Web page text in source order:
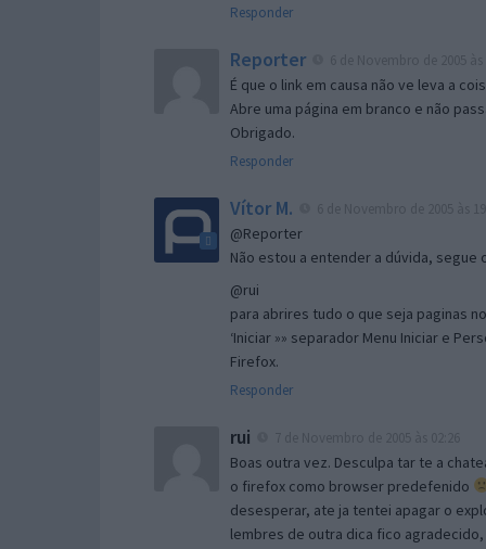
Responder
Reporter
É que o link em causa não ve leva a
Abre uma página em branco e não
Obrigado.
Responder
Vítor M.
@Reporter
Não estou a entender a dúvida,
@rui
para abrires tudo o que seja paginas
‘Iniciar »» separador Menu Iniciar e
Firefox.
Responder
rui
Boas outra vez. Desculpa tar te a
o firefox como browser predefenido
desesperar, ate ja tentei apagar o
lembres de outra dica fico